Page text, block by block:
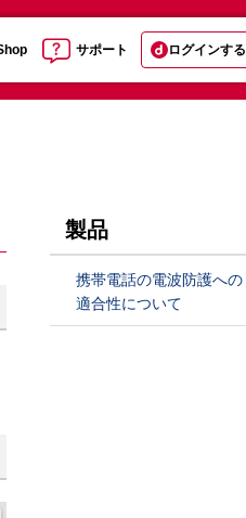
サポート ログインする
製品
携帯電話の電波防護への
適合性について